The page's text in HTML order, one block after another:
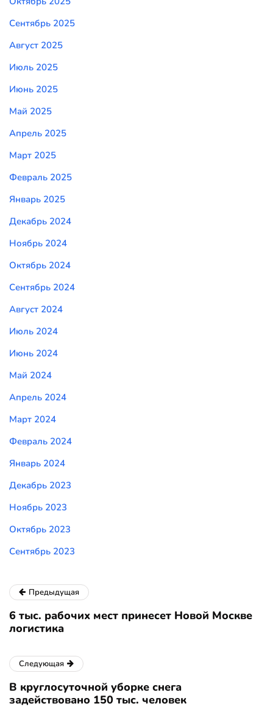
Сентябрь 2025
Август 2025
Июль 2025
Июнь 2025
Май 2025
Апрель 2025
Март 2025
Февраль 2025
Январь 2025
Декабрь 2024
Ноябрь 2024
Октябрь 2024
Сентябрь 2024
Август 2024
Июль 2024
Июнь 2024
Май 2024
Апрель 2024
Март 2024
Февраль 2024
Январь 2024
Декабрь 2023
Ноябрь 2023
Октябрь 2023
Сентябрь 2023
Предыдущая
6 тыс. рабочих мест принесет Новой Москве
логистика
Следующая
В круглосуточной уборке снега
задействовано 150 тыс. человек